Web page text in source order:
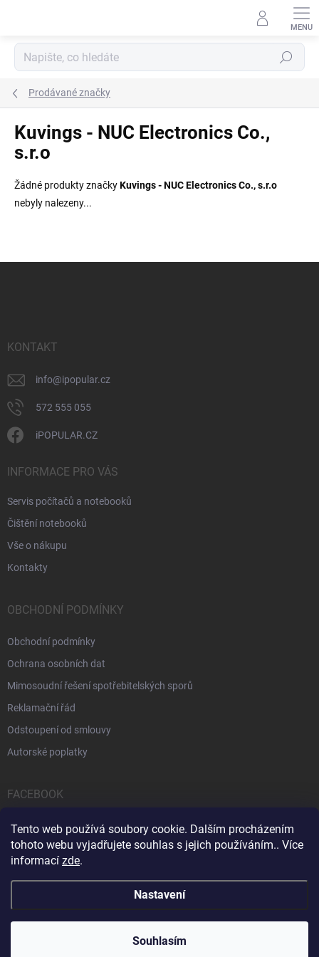
Tento web používá soubory cookie. Dalším procházením
tohoto webu vyjadřujete souhlas s jejich používáním.. Více
informací zde.
Nastavení
Souhlasím
Hledat
Prodávané značky
Kuvings - NUC Electronics Co.,
s.r.o
Žádné produkty značkyKuvings - NUC Electronics Co., s.r.o
nebyly nalezeny...
KONTAKT
info@ipopular.cz
572 555 055
iPOPULAR.CZ
INFORMACE PRO VÁS
Servis počítačů a notebooků
Čištění notebooků
Vše o nákupu
Kontakty
OBCHODNÍ PODMÍNKY
Obchodní podmínky
Ochrana osobních dat
Mimosoudní řešení spotřebitelských sporů
Reklamační řád
Odstoupení od smlouvy
Autorské poplatky
FACEBOOK
Servis počítačů a notebooků Čištění notebooků Kontakty
iPOPULAR.CZ . Všechna práva vyhrazena.